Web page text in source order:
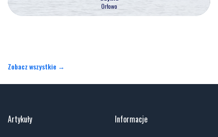
Artykuły
Sport
Informacje
Kontakt